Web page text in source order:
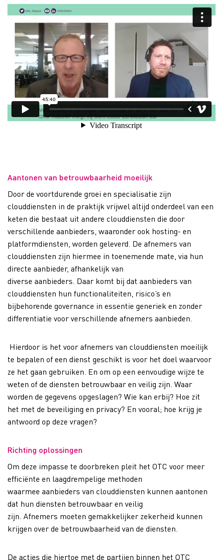
Aantonen van betrouwbaarheid moeilijk
Door de voortdurende groei en specialisatie zijn
clouddiensten in de praktijk vrijwel altijd onderdeel van een
keten die bestaat uit andere clouddiensten die door
verschillende aanbieders waaronder ook hosting- en
platformdiensten worden geleverd. De afnemers van
clouddiensten zijn hiermee in toenemende mate , via hun
directe aanbieder, afhankelijk van
diverse aanbieders Daar komt bij dat aanbieders van
clouddiensten hun functionaliteiten, risico’s en
bijbehorende governance in essentie generiek en zonder
differentiatie voor verschillende afnemers aanbieden
Hierdoor is het voor afnemers van clouddiensten moeilijk
te bepalen of een dienst geschikt is voor het doel waarvoor
ze het gaan gebruiken. En om op een eenvoudige wijze te
weten ofde diensten betrouwbaar en veilig zijn . Waar
worden de gegevens opgeslagen? Wie kan erbij? Hoe zit
het met de beveiliging en privacy? En vooral; hoe krijg je
antwoord op deze vragen?
Richting oplossingen
Om deze impasse te doorbreken pleit het OTC voor meer
efficiënte en laagdrempelige methoden
waarmee aanbieders van clouddiensten kunnen aantonen
dat hun diensten betrouwbaar en veilig
zijn Afnemers moeten gemakkelijker zekerheid kunnen
krijgen over de betrouwbaarheid van de diensten.
De acties die hiertoe met de partijen binnen het OTC